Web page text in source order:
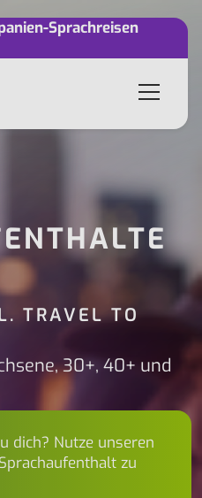
Sprachreisen
TRAVEL TO
30+, 40+ und
dich? Nutze unseren
zu